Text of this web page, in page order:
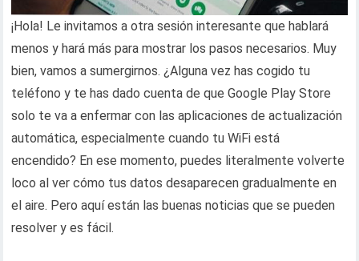
¡Hola! Le invitamos a otra sesión interesante que hablará
menos y hará más para mostrar los pasos necesarios. Muy
bien, vamos a sumergirnos. ¿Alguna vez has cogido tu
teléfono y te has dado cuenta de que Google Play Store
solo te va a enfermar con las aplicaciones de actualización
automática, especialmente cuando tu WiFi está
encendido? En ese momento, puedes literalmente volverte
loco al ver cómo tus datos desaparecen gradualmente en
el aire. Pero aquí están las buenas noticias que se pueden
resolver y es fácil.